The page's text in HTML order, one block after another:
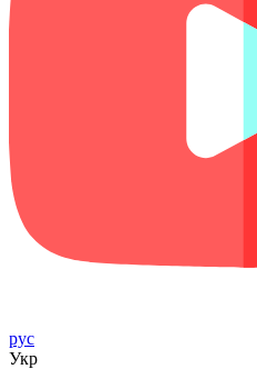
рус
Укр